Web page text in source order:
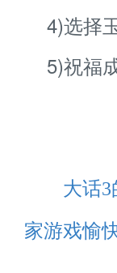
4)选择
5)祝
大话3的
家游戏愉